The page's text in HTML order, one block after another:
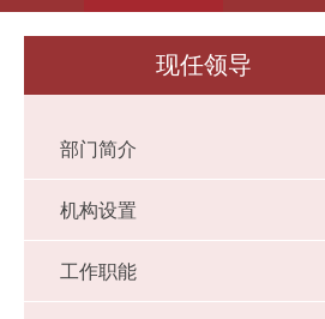
现任领导
部门简介
机构设置
工作职能